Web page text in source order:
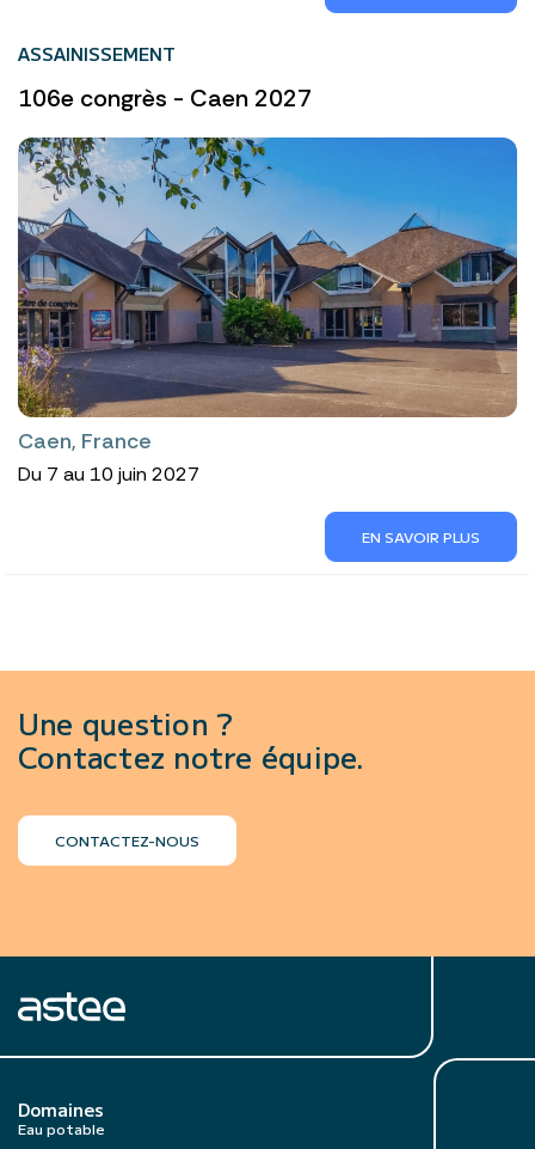
ASSAINISSEMENT
106e congrès - Caen 2027
Caen, France
Du 7 au 10 juin 2027
EN SAVOIR PLUS
Une question ?
Contactez notre équipe.
CONTACTEZ-NOUS
Domaines
Eau potable